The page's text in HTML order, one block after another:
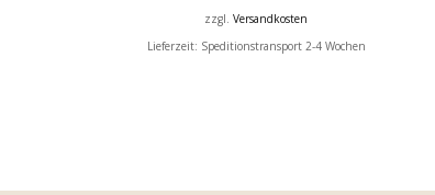
zzgl.Versandkosten
Lieferzeit: Speditionstransport 2-4 Wochen